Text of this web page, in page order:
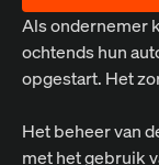
Als ondernemer
ochtends hun
opgestart. Het
Het beheer van
met het gebruik